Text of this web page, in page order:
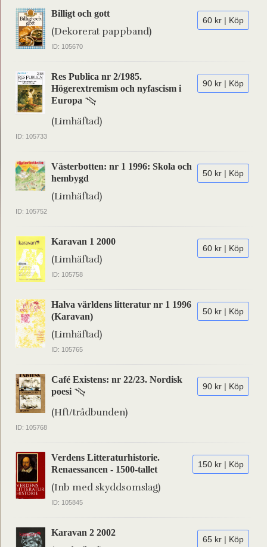
60 kr | Köp
Billigt och gott
(Dekorerat pappband)
ID: 105670
90 kr | Köp
Res Publica nr 2/1985.
Högerextremism och nyfascism i
Europa
(Limhäftad)
ID: 105733
50 kr | Köp
Västerbotten: nr 1 1996: Skola och
hembygd
(Limhäftad)
ID: 105752
60 kr | Köp
Karavan 1 2000
(Limhäftad)
ID: 105758
50 kr | Köp
Halva världens litteratur nr 1 1996
(Karavan)
(Limhäftad)
ID: 105765
90 kr | Köp
Café Existens: nr 22/23. Nordisk
poesi
(Hft/trådbunden)
ID: 105768
150 kr | Köp
Verdens Litteraturhistorie.
Renaessancen - 1500-tallet
(Inb med skyddsomslag)
ID: 105845
65 kr | Köp
Karavan 2 2002